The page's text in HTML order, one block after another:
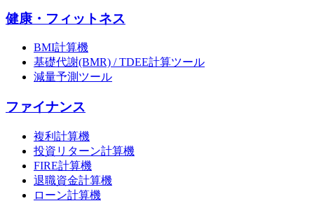
健康・フィットネス
BMI計算機
基礎代謝(BMR) / TDEE計算ツール
減量予測ツール
ファイナンス
複利計算機
投資リターン計算機
FIRE計算機
退職資金計算機
ローン計算機